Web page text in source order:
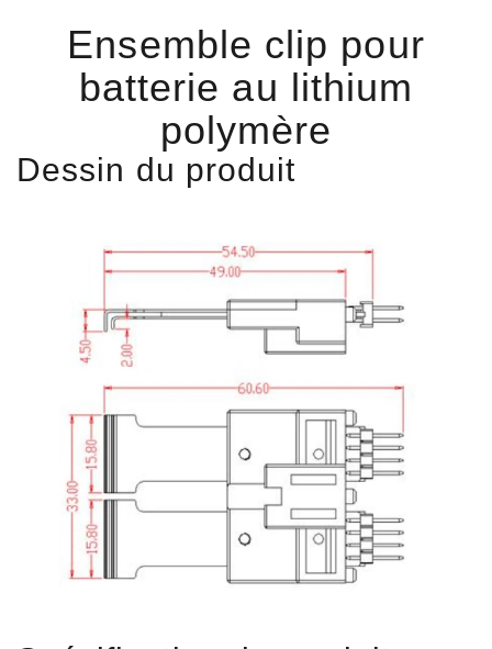
Ensemble clip pour
batterie au lithium
polymère
Dessin du produit